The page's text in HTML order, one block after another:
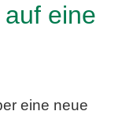
eine
eine neue